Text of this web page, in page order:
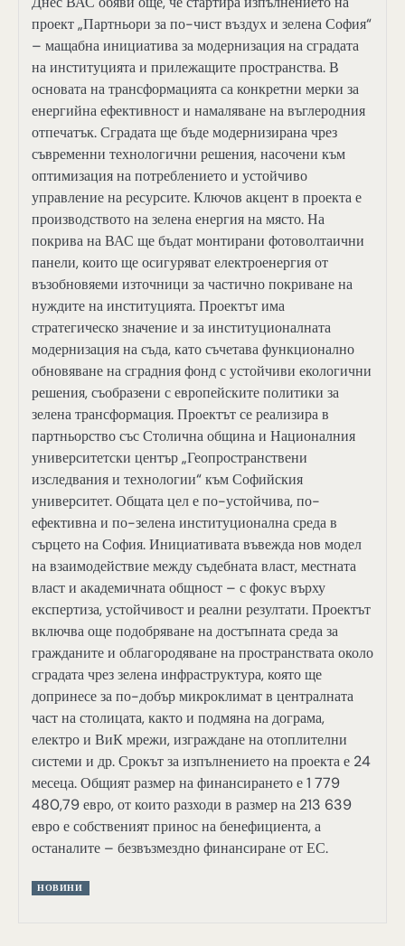
проект „Партньори за по-чист въздух и зелена София“
– мащабна инициатива за модернизация на сградата
на институцията и прилежащите пространства. В
основата на трансформацията са конкретни мерки за
енергийна ефективност и намаляване на въглеродния
отпечатък. Сградата ще бъде модернизирана чрез
съвременни технологични решения, насочени към
оптимизация на потреблението и устойчиво
управление на ресурсите. Ключов акцент в проекта е
производството на зелена енергия на място.На
покрива на ВАС ще бъдат монтирани фотоволтаични
панели, които ще осигуряват електроенергия от
възобновяеми източници за частично покриване на
нуждите на институцията. Проектът има
стратегическо значение и за институционалната
модернизация на съда, като съчетава функционално
обновяване на сградния фонд с устойчиви екологични
решения, съобразени с европейските политики за
зелена трансформация. Проектът се реализира в
партньорство със Столична община и Националния
университетски център „Геопространствени
изследвания и технологии“ към Софийския
университет. Общата цел е по-устойчива, по-
ефективна и по-зелена институционална среда в
сърцето на София. Инициативата въвежда нов модел
на взаимодействие между съдебната власт, местната
власт и академичната общност – с фокус върху
експертиза, устойчивост и реални резултати. Проектът
включва още подобряване на достъпната среда за
гражданите и облагородяване на пространствата около
сградата чрез зелена инфраструктура, която ще
допринесе за по-добър микроклимат в централната
част на столицата, както и подмяна на дограма,
електро и ВиК мрежи, изграждане на отоплителни
системи и др. Срокът за изпълнението на проекта е 24
месеца. Общият размер на финансирането е 1 779
480,79 евро, от които разходи в размер на 213 639
евро е собственият принос на бенефициента, а
останалите – безвъзмездно финансиране от ЕС.
НОВИНИ